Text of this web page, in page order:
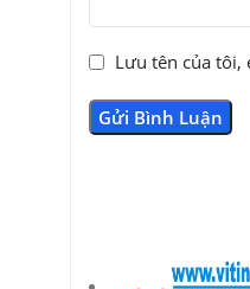
Lưu tên của tôi,